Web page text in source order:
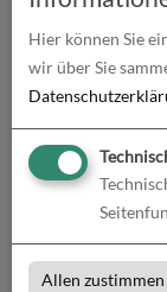
zum Artikel
Hier können Sie
wir über Sie
Allen zustimmen